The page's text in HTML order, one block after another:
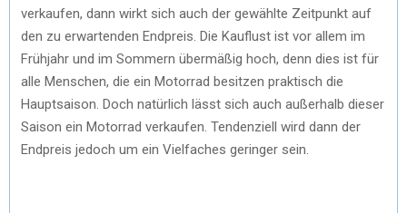
verkaufen, dann wirkt sich auch der gewählte Zeitpunkt auf
den zu erwartenden Endpreis. Die Kauflust ist vor allem im
Frühjahr und im Sommern übermäßig hoch, denn dies ist für
alle Menschen, die ein Motorrad besitzen praktisch die
Hauptsaison. Doch natürlich lässt sich auch außerhalb dieser
Saison ein Motorrad verkaufen. Tendenziell wird dann der
Endpreis jedoch um ein Vielfaches geringer sein.